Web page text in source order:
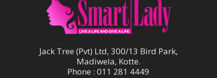
Jack Tree (Pvt) Ltd, 300/13 Bird Park,
Madiwela, Kotte.
Phone : 011 281 4449